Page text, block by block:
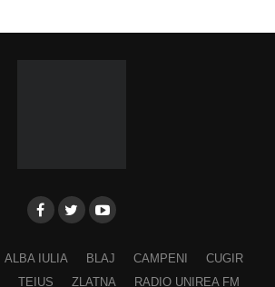
ALBA IULIA BLAJ CAMPENI
CUGIR
TEIUS ZLATNA RADIO UNIREA FM